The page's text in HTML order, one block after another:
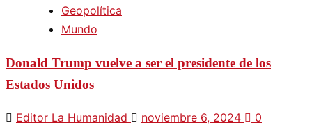
Geopolítica
Mundo
Donald Trump vuelve a ser el presidente de los
Estados Unidos
Editor La Humanidad noviembre 6, 2024 0